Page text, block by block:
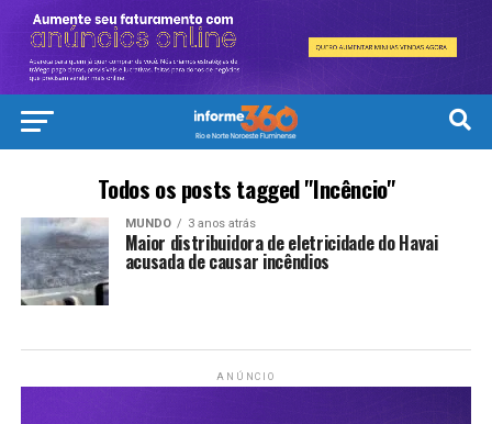
Todos os posts tagged "Incêncio"
MUNDO 3 anos atrás
Maior distribuidora de eletricidade do Havai
acusada de causar incêndios
ANÚNCIO